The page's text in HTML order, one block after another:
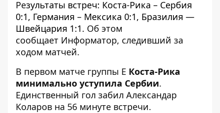
Результаты встреч: Коста-Рика – Сербия
0:1, Германия – Мексика 0:1, Бразилия —
Швейцария 1:1. Об этом
сообщает Информатор, следивший за
ходом матчей.
В первом матче группы Е Коста-Рика
минимально уступила Сербии.
Единственный гол забил Александар
Коларов на 56 минуте встречи.